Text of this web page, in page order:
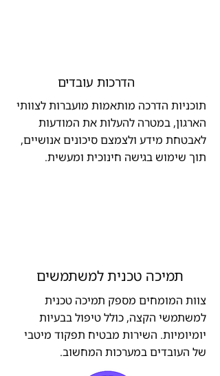
הדרכות עובדים
תוכניות הדרכה מותאמות מועברות לצוותי
הארגון, במטרה להעלות את המודעות
לאבטחת מידע ולצמצם סיכונים אנושיים,
תוך שימוש בגישה חינוכית ומעשית.
תמיכה טכנית למשתמשים
צוות המומחים מספק תמיכה טכנית
למשתמשי הקצה, כולל טיפול בבעיות
יומיומיות. השירות מבטיח תפקוד מיטבי
של העובדים במערכות המחשוב.